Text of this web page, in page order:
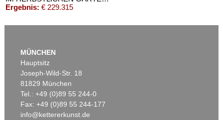
Ergebnis: € 229.315
Auktion 172 - Lot 1041
MÜNCHEN
Hauptsitz
Joseph-Wild-Str. 18
81829 München
Tel.: +49 (0)89 55 244-0
Fax: +49 (0)89 55 244-177
info@kettererkunst.de